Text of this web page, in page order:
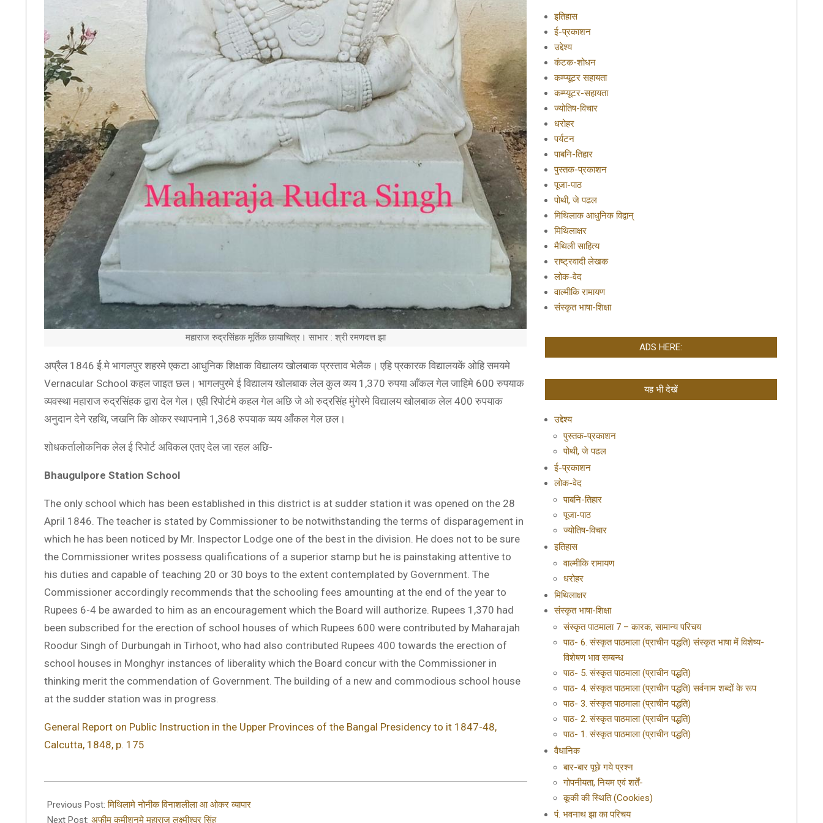
महाराज रुद्रसिंहक मूर्तिक छायाचित्र। साभार : श्री रमणदत्त झा
अप्रैल 1846 ई.मे भागलपुर शहरमे एकटा आधुनिक शिक्षाक विद्यालय खोलबाक प्रस्ताव भेलैक। एहि प्रकारक विद्यालयकें ओहि समयमे
Vernacular School कहल जाइत छल। भागलपुरमे ई विद्यालय खोलबाक लेल कुल व्यय 1,370 रुपया आँकल गेल जाहिमे 600 रुपयाक
व्यवस्था महाराज रुद्रसिंहक द्वारा देल गेल। एही रिपोर्टमे कहल गेल अछि जे ओ रुद्रसिंह मुंगेरमे विद्यालय खोलबाक लेल 400 रुपयाक
अनुदान देने रहथि, जखनि कि ओकर स्थापनामे 1,368 रुपयाक व्यय आँकल गेल छल।
शोधकर्तालोकनिक लेल ई रिपोर्ट अविकल एतए देल जा रहल अछि-
Bhaugulpore Station School
The only school which has been established in this district is at sudder station it was opened on the 28
April 1846. The teacher is stated by Commissioner to be notwithstanding the terms of disparagement in
which he has been noticed by Mr. Inspector Lodge one of the best in the division. He does not to be sure
the Commissioner writes possess qualifications of a superior stamp but he is painstaking attentive to
his duties and capable of teaching 20 or 30 boys to the extent contemplated by Government. The
Commissioner accordingly recommends that the schooling fees amounting at the end of the year to
Rupees 6-4 be awarded to him as an encouragement which the Board will authorize. Rupees 1,370 had
been subscribed for the erection of school houses of which Rupees 600 were contributed by Maharajah
Roodur Singh of Durbungah in Tirhoot, who had also contributed Rupees 400 towards the erection of
school houses in Monghyr instances of liberality which the Board concur with the Commissioner in
thinking merit the commendation of Government. The building of a new and commodious school house
at the sudder station was in progress.
General Report on Public Instruction in the Upper Provinces of the Bangal Presidency to it 1847-48,
Calcutta, 1848, p. 175
09-
25
Previous Post:मिथिलामे नोनीक विनाशलीला आ ओकर व्यापार
Next Post: अफीम कमीशनमे महाराज लक्ष्मीश्वर सिंह
इतिहास
ई-प्रकाशन
उद्देश्य
कंटक-शोधन
कम्प्यूटर सहायता
कम्प्यूटर-सहायता
ज्योतिष-विचार
धरोहर
पर्यटन
पाबनि-तिहार
पुस्तक-प्रकाशन
पूजा-पाठ
पोथी, जे पढल
मिथिलाक आधुनिक विद्वान्
मिथिलाक्षर
मैथिली साहित्य
राष्ट्रवादी लेखक
लोक-वेद
वाल्मीकि रामायण
संस्कृत भाषा-शिक्षा
ADS HERE:
यह भी देखें
उद्देश्य
पुस्तक-प्रकाशन
पोथी, जे पढल
ई-प्रकाशन
लोक-वेद
पाबनि-तिहार
पूजा-पाठ
ज्योतिष-विचार
इतिहास
वाल्मीकि रामायण
धरोहर
मिथिलाक्षर
संस्कृत भाषा-शिक्षा
संस्कृत पाठमाला 7 – कारक, सामान्य परिचय
पाठ- 6. संस्कृत पाठमाला (प्राचीन पद्धति) संस्कृत भाषा में विशेष्य-
विशेषण भाव सम्बन्ध
पाठ- 5. संस्कृत पाठमाला (प्राचीन पद्धति)
पाठ- 4. संस्कृत पाठमाला (प्राचीन पद्धति) सर्वनाम शब्दों के रूप
पाठ- 3. संस्कृत पाठमाला (प्राचीन पद्धति)
पाठ- 2. संस्कृत पाठमाला (प्राचीन पद्धति)
पाठ- 1. संस्कृत पाठमाला (प्राचीन पद्धति)
वैधानिक
बार-बार पूछे गये प्रश्न
गोपनीयता, नियम एवं शर्तें-
कूकी की स्थिति (Cookies)
पं. भवनाथ झा का परिचय